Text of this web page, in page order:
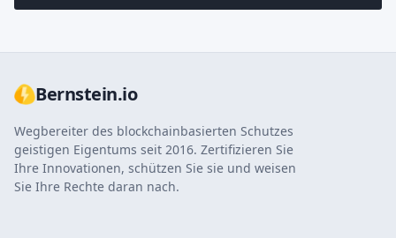
Bernstein.io
Wegbereiter des blockchainbasierten Schutzes
geistigen Eigentums seit 2016. Zertifizieren Sie
Ihre Innovationen, schützen Sie sie und weisen
Sie Ihre Rechte daran nach.